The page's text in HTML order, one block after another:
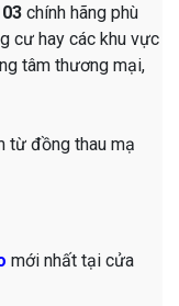
chính hãng phù
cư hay các khu vực
tâm thương mại,
từ đồng thau mạ
mới nhất tại cửa